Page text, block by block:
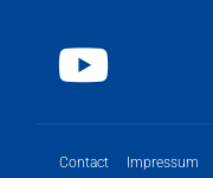
Contact Impressum